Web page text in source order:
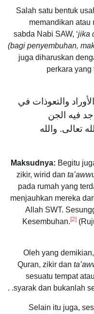
Salah satu bentuk
memandikan atau
sabda Nabi SAW, ‘jika
(bagi penyembuhan,
juga diharuskan
perkara
والتعوذات في
فيه الجن
تعالى. والله
Maksudnya: Begitu
zikir, wirid dan
pada rumah yang
menjauhkan mereka
Allah SWT.
Kesembuhan.[2]
Oleh yang
Quran, zikir dan
sesuatu tempat
syarak dan bukanlah
Selain itu juga,